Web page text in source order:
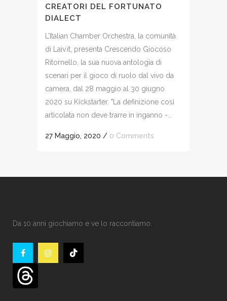
CREATORI DEL FORTUNATO
DIALECT
L’Italian Chamber Orchestra, la comunità
di Laiv.it, presenta Crescendo Giocoso
Ritornello, la sua nuova antologia di
scenari per il gioco di ruolo dal vivo da
camera, dal 28 maggio al 30 giugno
2020 su Kickstarter. "La definizione così
articolata non deve trarre in inganno -...
27 Maggio, 2020 / 0 Comments
Da 10 anni giochiamo e ve lo raccontiamo.